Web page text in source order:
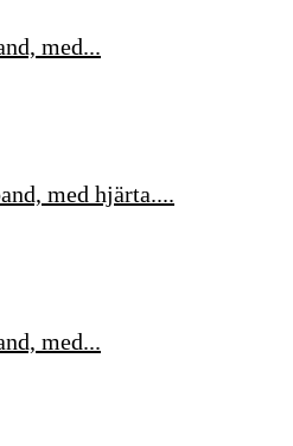
med...
med hjärta....
med...